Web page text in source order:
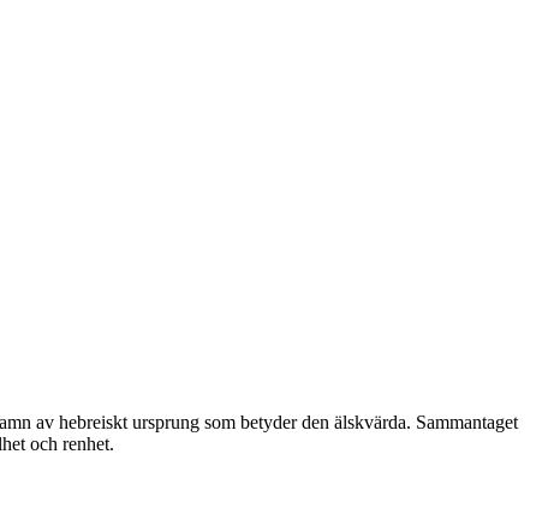
av hebreiskt ursprung som betyder den älskvärda. Sammantaget
och renhet.